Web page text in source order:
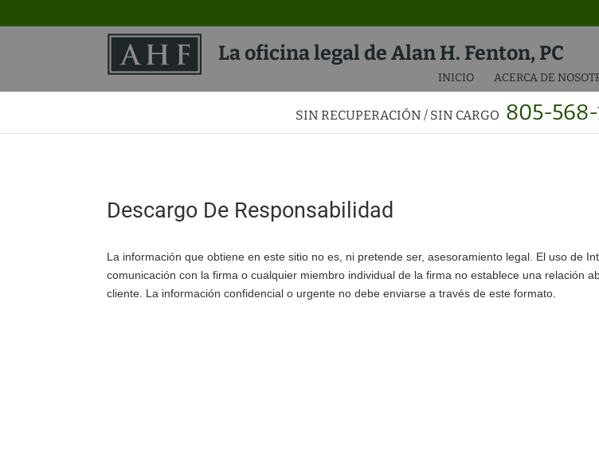
La oficina legal de Alan H. Fenton, PC
INICIO ACERCA DE
SIN RECUPERACIÓN / SIN CARGO 805-
Descargo De Responsabilidad
La información que obtiene en este sitio no es, ni pretende ser, asesoramiento legal. El uso de
comunicación con la firma o cualquier miembro individual de la firma no establece una relación
cliente. La información confidencial o urgente no debe enviarse a través de este formato.